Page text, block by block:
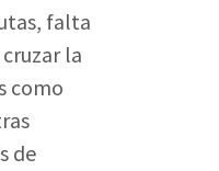
falta
la
como
de